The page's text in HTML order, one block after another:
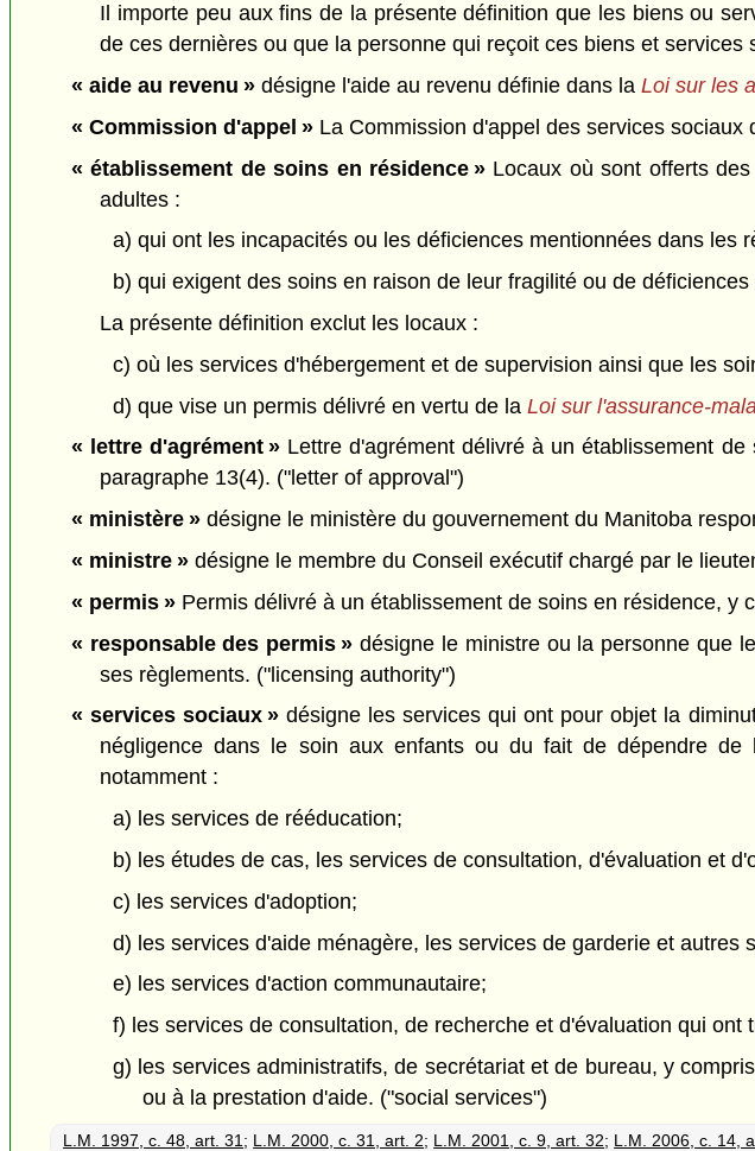
Il importe peu aux fins de la présente définition que les biens ou
de ces dernières ou que la personne qui reçoit ces biens et
« aide au revenu »désigne l'aide au revenu définie dans la Loi sur les
« Commission d'appel »La Commission d'appel des services sociaux
« établissement de soins en résidence » Locaux où sont offerts
adultes :
a) qui ont les incapacités ou les déficiences mentionnées dans les
b) qui exigent des soins en raison de leur fragilité ou de
La présente définition exclut les locaux :
c) où les services d'hébergement et de supervision ainsi que les
d) que vise un permis délivré en vertu de la Loi sur l'assurance-
« lettre d'agrément »Lettre d'agrément délivré à un établissement
paragraphe 13(4). ("letter of approval")
« ministère »désigne le ministère du gouvernement du Manitoba
« ministre »désigne le membre du Conseil exécutif chargé par le
« permis » Permis délivré à un établissement de soins en résidence,
« responsable des permis » désigne le ministre ou la personne que
ses règlements. ("licensing authority")
« services sociaux »désigne les services qui ont pour objet la
négligence dans le soin aux enfants ou du fait de dépendre
notamment :
a) les services de rééducation;
b) les études de cas, les services de consultation, d'évaluation et
c) les services d'adoption;
d) les services d'aide ménagère, les services de garderie et autres
e) les services d'action communautaire;
f) les services de consultation, de recherche et d'évaluation qui
g) les services administratifs, de secrétariat et de bureau, y
ou à la prestation d'aide. ("social services")
L.M. 1997, c. 48, art. 31 ; L.M. 2000, c. 31, art. 2; L.M. 2001, c. 9, art. 32; L.M. 2006, c. 14,